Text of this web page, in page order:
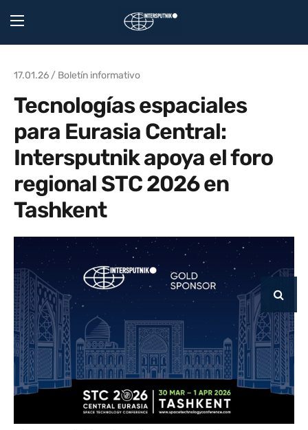
17.01.26 / Boletín informativo
Tecnologías espaciales
para Eurasia Central:
Intersputnik apoya el foro
regional STC 2026 en
Tashkent